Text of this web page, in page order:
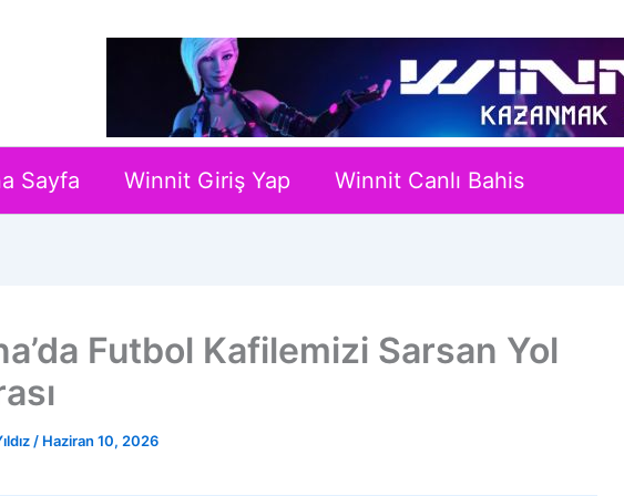
Sayfa Winnit Giriş Yap Winnit Canlı Bahis
Futbol Kafilemizi Sarsan Yol
/ Haziran 10, 2026